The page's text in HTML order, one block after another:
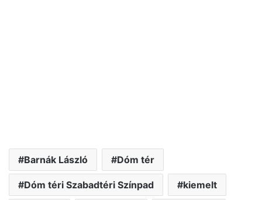
Barnák László Dóm tér
Dóm téri Szabadtéri Színpad kiemelt